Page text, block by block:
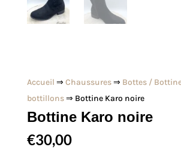
Accueil ⇒ Chaussures⇒ Bottes /
bottillons⇒ Bottine Karo noire
Bottine Karo noire
€30,00